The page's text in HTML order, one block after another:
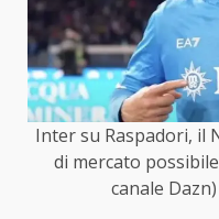
Inter su Raspadori, il
di mercato
canale